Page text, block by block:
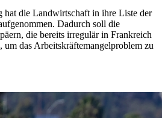
hat die Landwirtschaft in ihre Liste der
Dadurch soll die
die bereits irregulär in Frankreich
um das Arbeitskräftemangelproblem zu